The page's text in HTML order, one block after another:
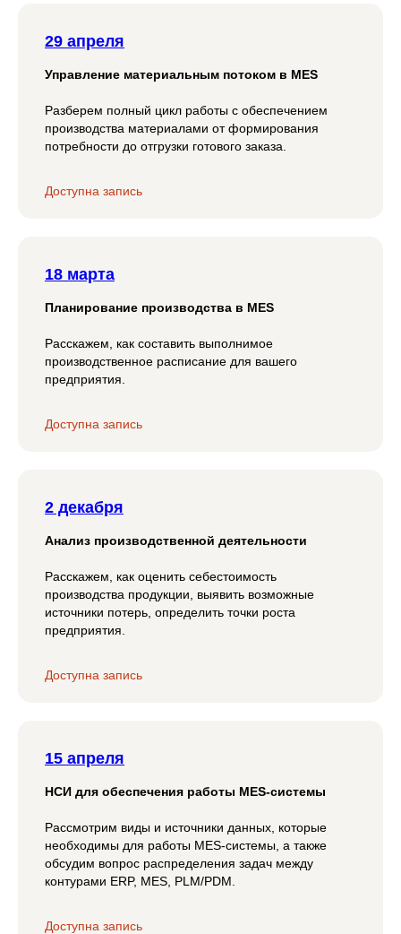
29 апреля
Управление материальным потоком в MES
Разберем полный цикл работы с обеспечением
производства материалами от формирования
потребности до отгрузки готового заказа.
Доступна запись
18 марта
Планирование производства в MES
Расскажем, как составить выполнимое
производственное расписание для вашего
предприятия.
Доступна запись
2 декабря
Анализ производственной деятельности
Расскажем, как оценить себестоимость
производства продукции, выявить возможные
источники потерь, определить точки роста
предприятия.
Доступна запись
15 апреля
НСИ для обеспечения работы MES-системы
Рассмотрим виды и источники данных, которые
необходимы для работы MES-системы, а также
обсудим вопрос распределения задач между
контурами ERP, MES, PLM/PDM.
Доступна запись